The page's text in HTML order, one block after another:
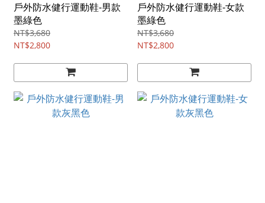
戶外防水健行運動鞋-男款
墨綠色
NT$3,680
NT$2,800
戶外防水健行運動鞋-女款
墨綠色
NT$3,680
NT$2,800